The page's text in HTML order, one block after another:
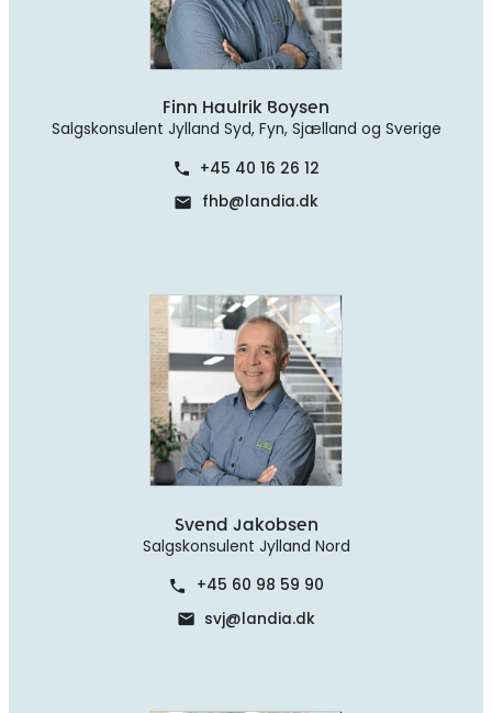
Finn Haulrik Boysen
Salgskonsulent Jylland Syd, Fyn, Sjælland og Sverige
phone +45 40 16 26 12
mail fhb@landia.dk
Svend Jakobsen
Salgskonsulent Jylland Nord
phone +45 60 98 59 90
mail svj@landia.dk